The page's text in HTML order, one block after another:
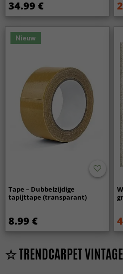
34.99 €
Nieuw
Tape – Dubbelzijdige
tapijttape (transparant)
8.99 €
☆ TRENDCARPET